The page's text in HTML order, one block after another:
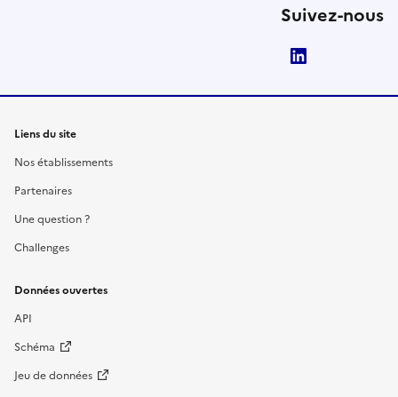
Suivez-nous
Liens du site
Nos établissements
Partenaires
Une question ?
Challenges
Données ouvertes
API
Schéma
Jeu de données